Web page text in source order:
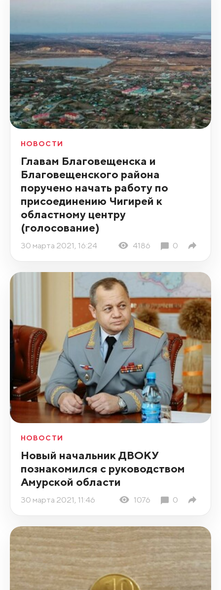
НОВОСТИ
Главам Благовещенска и
Благовещенского района
поручено начать работу по
присоединению Чигирей к
областному центру
(голосование)
30 марта 2021, 16:24 4186 0
НОВОСТИ
Новый начальник ДВОКУ
познакомился с руководством
Амурской области
30 марта 2021, 11:46 1076 0